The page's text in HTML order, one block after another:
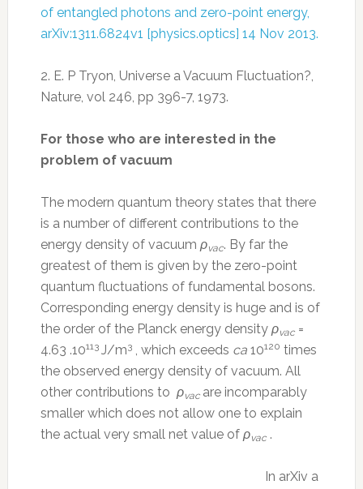
of entangled photons and zero-point energy,
arXiv:1311.6824v1 [physics.optics] 14 Nov 2013.
2. E. P Tryon, Universe a Vacuum Fluctuation?,
Nature, vol 246, pp 396-7, 1973.
For those who are interested in the
problem of vacuum
The modern quantum theory states that there
is a number of different contributions to the
energy density of vacuum ρvac. By far the
greatest of them is given by the zero-point
quantum fluctuations of fundamental bosons.
Corresponding energy density is huge and is of
the order of the Planck energy density ρvac=
4.63 .10113 J/m3 , which exceeds ca10120 times
the observed energy density of vacuum. All
other contributions to ρvac are incomparably
smaller which does not allow one to explain
the actual very small net value of ρvac.
In arXiv a